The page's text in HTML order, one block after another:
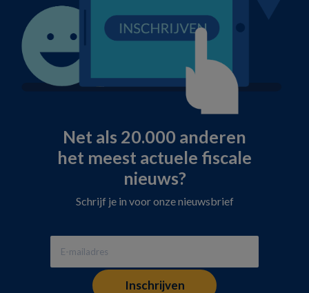
Net als 20.000 anderen
het meest actuele fiscale
nieuws?
Schrijf je in voor onze nieuwsbrief